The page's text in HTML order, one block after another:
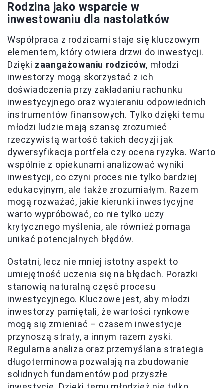
Rodzina jako wsparcie w
inwestowaniu dla nastolatków
Współpraca z rodzicami staje się kluczowym
elementem, który otwiera drzwi do inwestycji.
Dzięki zaangażowaniu rodziców, młodzi
inwestorzy mogą skorzystać z ich
doświadczenia przy zakładaniu rachunku
inwestycyjnego oraz wybieraniu odpowiednich
instrumentów finansowych. Tylko dzięki temu
młodzi ludzie mają szansę zrozumieć
rzeczywistą wartość takich decyzji jak
dywersyfikacja portfela czy ocena ryzyka. Warto
wspólnie z opiekunami analizować wyniki
inwestycji, co czyni proces nie tylko bardziej
edukacyjnym, ale także zrozumiałym. Razem
mogą rozważać, jakie kierunki inwestycyjne
warto wypróbować, co nie tylko uczy
krytycznego myślenia, ale również pomaga
unikać potencjalnych błędów.
Ostatni, lecz nie mniej istotny aspekt to
umiejętność uczenia się na błędach. Porażki
stanowią naturalną część procesu
inwestycyjnego. Kluczowe jest, aby młodzi
inwestorzy pamiętali, że wartości rynkowe
mogą się zmieniać – czasem inwestycje
przynoszą straty, a innym razem zyski.
Regularna analiza oraz przemyślana strategia
długoterminowa pozwalają na zbudowanie
solidnych fundamentów pod przyszłe